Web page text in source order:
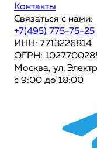
Контакты
Связаться с нами:
+7(495) 775-75-25
ИНН: 7713226814
ОГРН:
Москва, ул.
с 9:00 до 18:00